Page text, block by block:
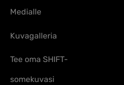
Medialle
Kuvagalleria
Tee oma SHIFT-
somekuvasi